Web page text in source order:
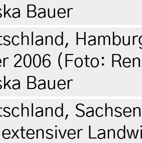
Bauer
2006 (Foto:
Bauer